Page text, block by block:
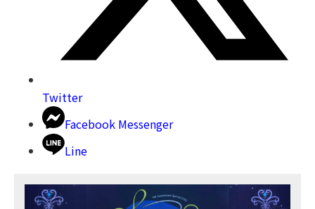
Twitter
Facebook Messenger
Line